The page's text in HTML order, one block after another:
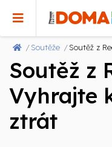
Soutěže Soutěž z
Soutěž z
Vyhrajte
ztrát